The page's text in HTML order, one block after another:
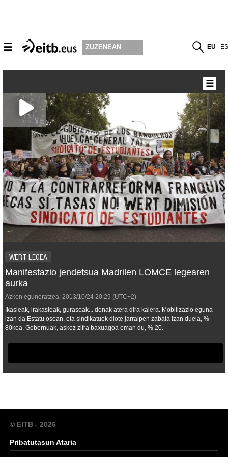
☰ ZUZENEAN EU
WERT LEGEA
Manifestazio jendetsua Madrilen LOMCE legearen
aurka
Azken eguneratzea: 2013/10/24 20:29 (UTC+2)
Ikasleak, irakasleak, gurasoak... denak atera dira kalera. Mobilizazio eguna
izan da Estatu osoan, eta sindikatuek diote jarraipen zabala izan duela, %
80koa. Gobernuak, askoz zifra baxuagoa eman du, % 20.
☰
© EITB - 2026
Pribatutasun Ataria